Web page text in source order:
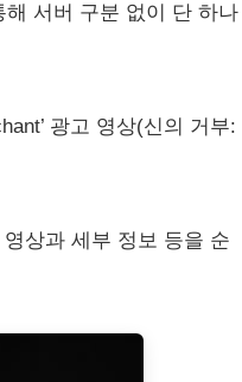
해 서버 구분 없이 단 하나
광고 영상(신의 거부:
상과 세부 정보 등을 순